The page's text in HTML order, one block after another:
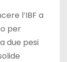
l’IBF a
per
due pesi